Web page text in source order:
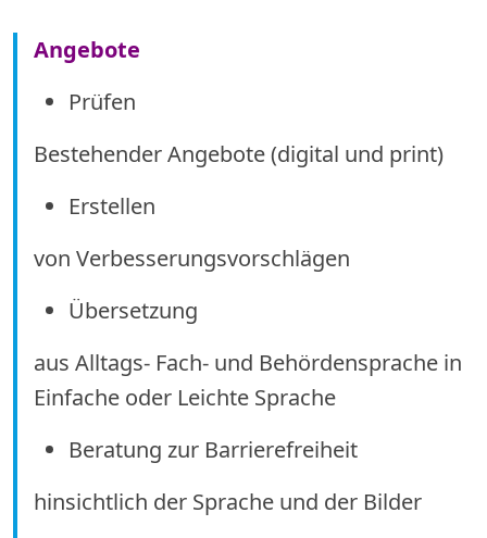
Angebote
Prüfen
Bestehender Angebote (digital und print)
Erstellen
von Verbesserungsvorschlägen
Übersetzung
aus Alltags- Fach- und Behördensprache in
Einfache oder Leichte Sprache
Beratung zur Barrierefreiheit
hinsichtlich der Sprache und der Bilder